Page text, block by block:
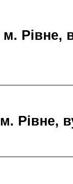
м. Рівне,
м. Рівне,